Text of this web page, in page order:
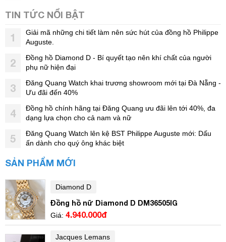
TIN TỨC NỔI BẬT
1
Giải mã những chi tiết làm nên sức hút của đồng hồ Philippe
Auguste.
2
Đồng hồ Diamond D - Bí quyết tạo nên khí chất của người
phụ nữ hiện đại
3
Đăng Quang Watch khai trương showroom mới tại Đà Nẵng -
Ưu đãi đến 40%
4
Đồng hồ chính hãng tại Đăng Quang ưu đãi lên tới 40%, đa
dạng lựa chọn cho cả nam và nữ
5
Đăng Quang Watch lên kệ BST Philippe Auguste mới: Dấu
ấn dành cho quý ông khác biệt
SẢN PHẨM MỚI
Diamond D
Đồng hồ nữ Diamond D DM36505IG
Giá: 4.940.000đ
Jacques Lemans